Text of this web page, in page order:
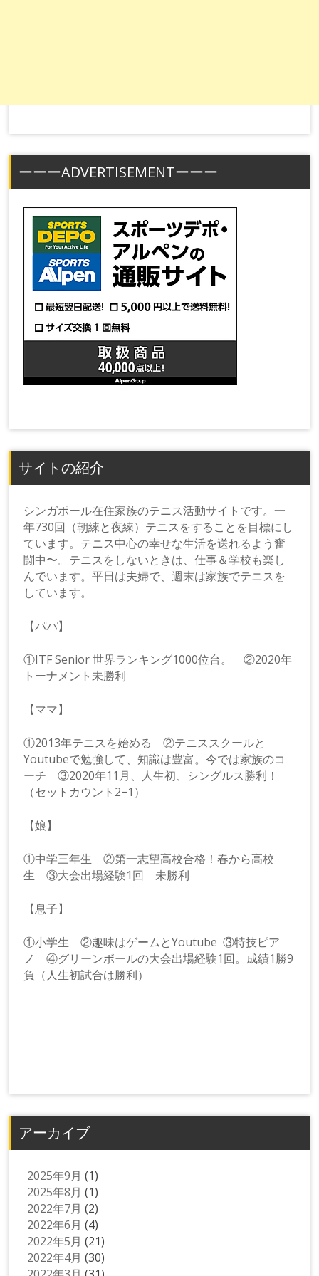
ーーーADVERTISEMENTーーー
サイトの紹介
シンガポール在住家族のテニス活動サイトです。一
年730回（朝練と夜練）テニスをすることを目標にし
ています。テニス中心の幸せな生活を送れるよう奮
闘中〜。テニスをしないときは、仕事＆学校も楽し
んでいます。平日は夫婦で、週末は家族でテニスを
しています。
【パパ】
①ITF Senior 世界ランキング1000位台。 ②2020年
トーナメント未勝利
【ママ】
①2013年テニスを始める ②テニススクールと
Youtubeで勉強して、知識は豊富。今では家族のコ
ーチ ③2020年11月、人生初、シングルス勝利！
（セットカウント2−1）
【娘】
①中学三年生 ②第一志望高校合格！春から高校
生 ③大会出場経験1回 未勝利
【息子】
①小学生 ②趣味はゲームとYoutube ③特技ピア
ノ ④グリーンボールの大会出場経験1回。成績1勝9
負（人生初試合は勝利）
アーカイブ
2025年9月 (1)
2025年8月 (1)
2022年7月 (2)
2022年6月 (4)
2022年5月 (21)
2022年4月 (30)